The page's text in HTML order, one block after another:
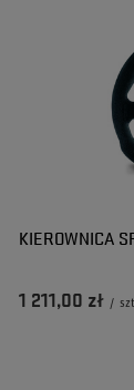
KIEROWNICA
1 211,00 zł /